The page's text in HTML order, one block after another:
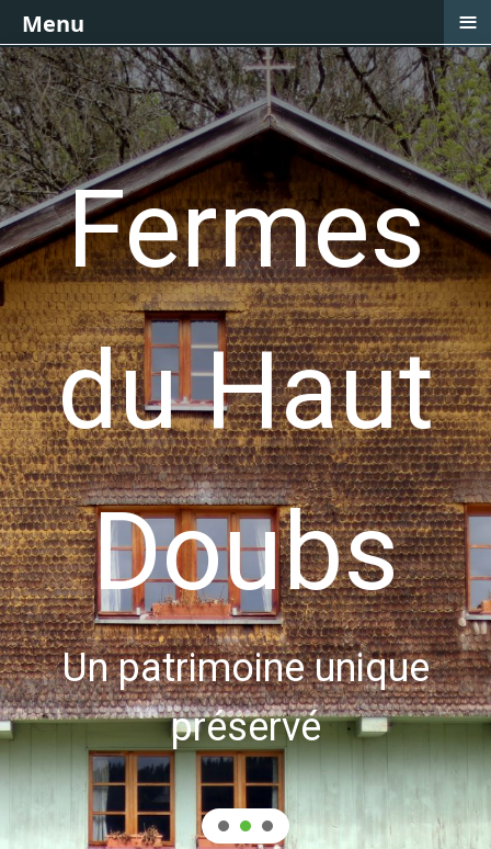
Fermes
du Haut
Doubs
Un patrimoine unique
préservé
Menu ≡